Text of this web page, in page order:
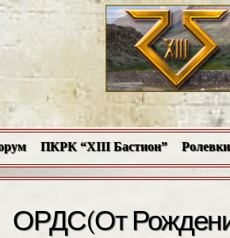
ПКРК “XIII Бастион” Ролевки
ОРДС(От